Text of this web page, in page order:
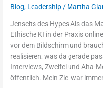
Blog, Leadership / Martha
Jenseits des Hypes Als das
Ethische KI in der Praxis
vor dem Bildschirm und
realisieren, was da gerade
Interviews, Zweifel und Aha-
öffentlich. Mein Ziel war
beim
meines
Buches
gelernt
habe